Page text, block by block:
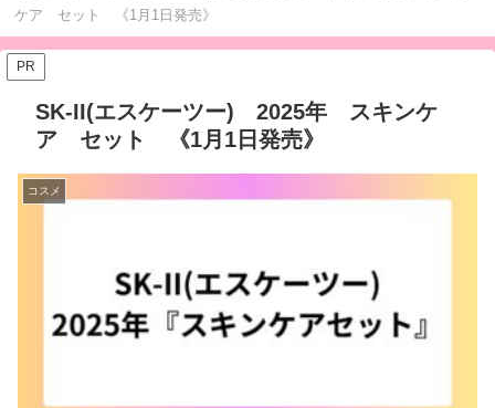
ケア セット 《1月1日発売》
PR
SK-II(エスケーツー) 2025年 スキンケ
ア セット 《1月1日発売》
コスメ